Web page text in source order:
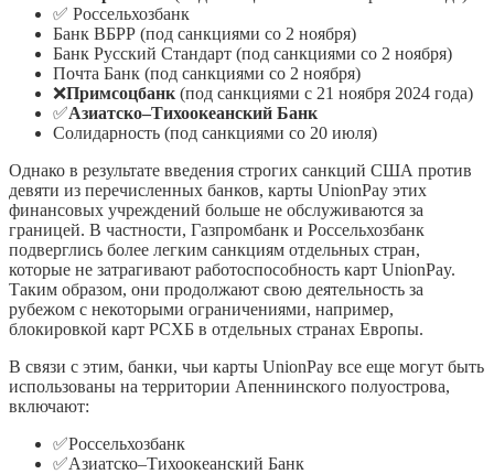
✅ Россельхозбанк
Банк ВБРР (под санкциями со 2 ноября)
Банк Русский Стандарт (под санкциями со 2 ноября)
Почта Банк (под санкциями со 2 ноября)
❌Примсоцбанк (под санкциями с 21 ноября 2024 года)
✅Азиатско–Тихоокеанский Банк
Солидарность (под санкциями со 20 июля)
Однако в результате введения строгих санкций США против
девяти из перечисленных банков, карты UnionPay этих
финансовых учреждений больше не обслуживаются за
границей. В частности, Газпромбанк и Россельхозбанк
подверглись более легким санкциям отдельных стран,
которые не затрагивают работоспособность карт UnionPay.
Таким образом, они продолжают свою деятельность за
рубежом с некоторыми ограничениями, например,
блокировкой карт РСХБ в отдельных странах Европы.
В связи с этим, банки, чьи карты UnionPay все еще могут быть
использованы на территории Апеннинского полуострова,
включают:
✅Россельхозбанк
✅Азиатско–Тихоокеанский Банк